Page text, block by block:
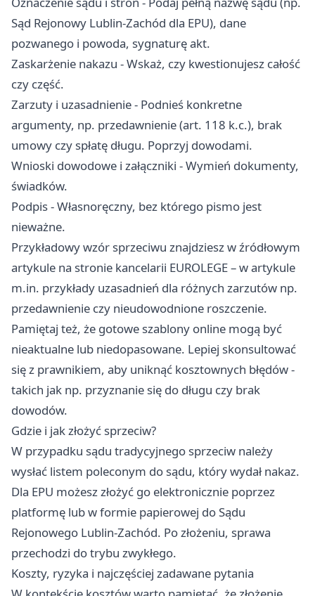
Sąd Rejonowy Lublin-Zachód dla EPU), dane
pozwanego i powoda, sygnaturę akt.
Zaskarżenie nakazu - Wskaż, czy kwestionujesz całość
czy część.
Zarzuty i uzasadnienie - Podnieś konkretne
argumenty, np. przedawnienie (art. 118 k.c.), brak
umowy czy spłatę długu. Poprzyj dowodami.
Wnioski dowodowe i załączniki - Wymień dokumenty,
świadków.
Podpis - Własnoręczny, bez którego pismo jest
nieważne.
Przykładowy wzór sprzeciwu znajdziesz w źródłowym
artykule na stronie kancelarii EUROLEGE – w artykule
m.in. przykłady uzasadnień dla różnych zarzutów np.
przedawnienie czy nieudowodnione roszczenie.
Pamiętaj też, że gotowe szablony online mogą być
nieaktualne lub niedopasowane. Lepiej skonsultować
się z prawnikiem, aby uniknąć kosztownych błędów -
takich jak np. przyznanie się do długu czy brak
dowodów.
Gdzie i jak złożyć sprzeciw?
W przypadku sądu tradycyjnego sprzeciw należy
wysłać listem poleconym do sądu, który wydał nakaz.
Dla EPU możesz złożyć go elektronicznie poprzez
platformę lub w formie papierowej do Sądu
Rejonowego Lublin-Zachód. Po złożeniu, sprawa
przechodzi do trybu zwykłego.
Koszty, ryzyka i najczęściej zadawane pytania